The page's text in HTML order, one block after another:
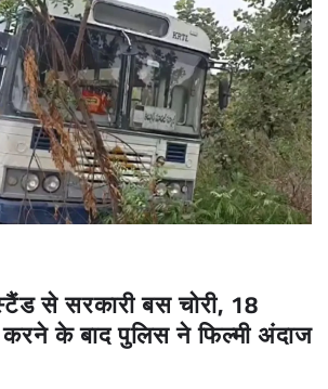
से सरकारी बस चोरी, 18
करने के बाद पुलिस ने फिल्मी अंदाज